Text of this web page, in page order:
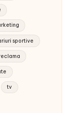
sportive
tv